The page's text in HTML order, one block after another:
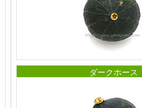
ダークホース